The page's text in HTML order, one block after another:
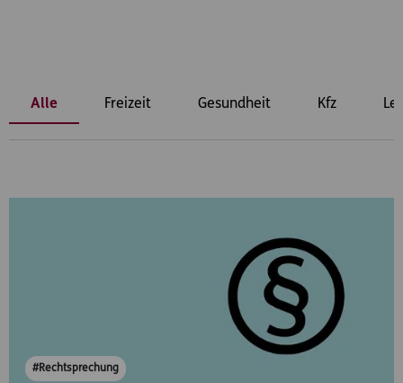
Alle Freizeit Gesundheit Kfz
#Rechtsprechung